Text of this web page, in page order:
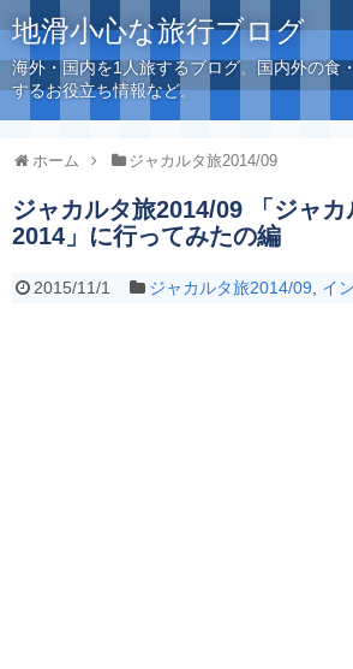
地滑小心な旅行ブログ
海外・国内を1人旅するブログ。国内外の食
するお役立ち情報など。
ホーム ジャカルタ旅2014/09
ジャカルタ旅2014/09 「ジャカルタ日本祭り
2014」に行ってみたの編
2015/11/1 ジャカルタ旅2014/09 イ